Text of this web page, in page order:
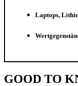
Laptops,
GOOD TO